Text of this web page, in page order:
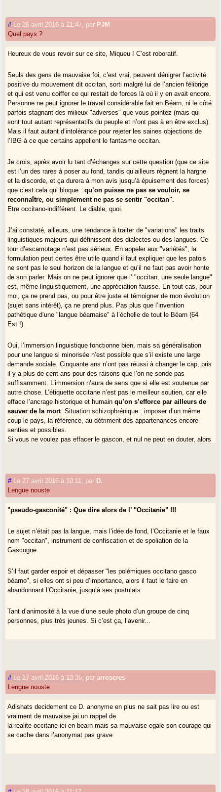
# Le 26 avril 2016 à 21:47 par PJM
Quel pays ?
Heureux de vous revoir sur ce site, Miqueu ! C’est roboratif.
Seuls des gens de mauvaise foi, c’est vrai, peuvent dénigrer l’activité
positive du mouvement dit occitan, sorti malgré lui de l’ancien félibrige
et qui est venu coiffer ce qui restait de forces là où il y en avait encore.
Personne ne peut ignorer le travail considérable fait en Béarn, ni le côté
parfois stagnant des milieux "adverses" que vous pointez (mais qui
sont tout autant représentatifs du peuple et n’ont pas à en être exclus).
Mais il faut autant d’intolérance pour rejeter les saines objections de
l’IBG à ce que certains appellent le fantasme occitan.
Je crois, après avoir lu tant d’échanges sur cette question (que ce site
est l’un des rares à poser au fond, tandis qu’ailleurs règnent la hargne
et la discorde, et ça durera à mon avis jusqu’à épuisement des forces)
que c’est cela qui bloque :qu’on puisse ne pas se vouloir, se
reconnaître, ou simplementne pas se sentir "occitan"
Etre occitano-indifférent. Le diable, quoi.
J’ai constaté, ailleurs, une tendance à traiter de "variations" les traits
linguistiques majeurs qui définissent des dialectes ou des langues. Ce
tour d’escamotage n’est pas sérieux. En appeler aux "variétés", la
formulation peut certes être utile quand il faut expliquer que les patois
ne sont pas le seul horizon de la langue et qu’il ne faut pas avoir honte
de son parler. Mais on ne peut ignorer que l’ "occitan, une seule langue"
est, même linguistiquement, une appréciation fausse. En tout cas, pour
moi, ça ne prend pas, ou pour être juste et témoigner de mon évolution
(sujet sans intérêt), ça ne prend plus. Pas plus que l’invention
pathétique d’une "langue béarnaise" à l’échelle de tout le Béarn (64
Est !).
Oui, l’immersion linguistique fonctionne bien, mais sa généralisation
pour une langue si minorisée n’est possible que s’il existe une large
demande sociale. Cinquante ans n’ont pas réussi à changer le cap, pris
il y a plus de cent ans pour des raisons que l’on ne sonde pas
suffisamment. L’immersion n’aura de sens que si elle est soutenue par
autre chose. L’étiquette occitane n’est pas le meilleur soutien, car elle
efface l’ancrage historique et humainqu’on s’efforce par ailleurs de
sauver de la mort. Situation schizophrénique : imposer d’un même
coup le pays, la référence, au détriment des appartenances encore
senties et possibles.
Si vous ne voulez pas effacer le gascon, et nul ne peut en douter, alors
l’engagement de deux générations au moins est fausse. Fontan nous l’a
assenée avec sa fougue et sa certitude. Ce temps n’est plus et il faut
reviser les dogmes. Ce n’est pas eux qui sont efficaces, c’est votre
activité.
Ici, ce qui est en cause n’est pas la langue, qu’on la considère ou pas
comme un dialecte, ni sa graphie, tout cela a tellement été rebrassé sur
ce site que ça en devient lassant.
aliénation.
# Le 27 avril 2016 à 10:11 par D.
Lengue nouste
"pseudo-gasconité" : Que dire alors de l’ "Occitanie" !!!
Le sujet n’était pas la langue, mais l’idée de fond, l’Occitanie et le faux
nom "occitan", instrument de confiscation et de spoliation de la
Gascogne.
S’il faut garder espoir et dépasser "les polémiques occitano gasco
béarno", si elles ont si peu d’importance, alors il faut le faire en
abandonnant l’Occitanie, jusqu’à ses postulats.
Tant d’animosité à la vue d’une seule photo d’un groupe de cinq
personnes, plus très jeunes. Si c’est ça, l’avenir...
# Le 27 avril 2016 à 13:35 pararroseres
Lengue nouste
Adishats decidement ce D. anonyme en plus ne sait pas lire ou est
vraiment de mauvaise jai un rappel de
la realite occitane ici en bearn mais sa mauvaise egale son courage qui
se cache dans l’anonymat pas grave